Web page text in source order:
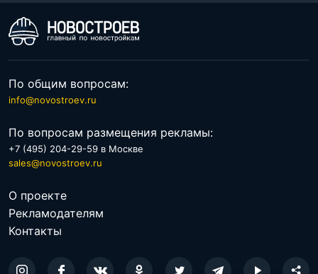
По общим вопросам:
info@novostroev.ru
По вопросам размещения рекламы:
+7 (495) 204-29-59 в Москве
sales@novostroev.ru
О проекте
Рекламодателям
Контакты